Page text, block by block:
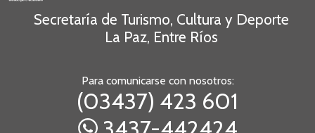
Secretaría de Turismo, Cultura y Deporte
La Paz, Entre Ríos
Para comunicarse con nosotros:
(03437) 423 601